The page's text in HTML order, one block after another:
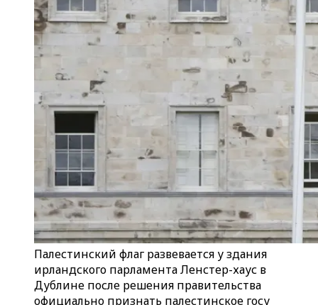
Палестинский флаг развевается у здания
ирландского парламента Ленстер-хаус в
Дублине после решения правительства
официально признать палестинское госу